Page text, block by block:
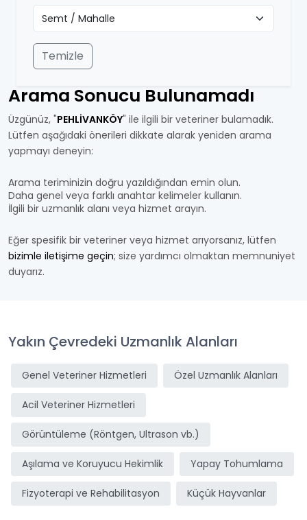
Temizle
Arama Sonucu Bulunamadı
Üzgünüz, "PEHLİVANKÖY" ile ilgili bir veteriner bulamadık.
Lütfen aşağıdaki önerileri dikkate alarak yeniden arama
yapmayı deneyin:
Arama teriminizin doğru yazıldığından emin olun.
Daha genel veya farklı anahtar kelimeler kullanın.
İlgili bir uzmanlık alanı veya hizmet arayın.
Eğer spesifik bir veteriner veya hizmet arıyorsanız, lütfen
bizimle iletişime geçin; size yardımcı olmaktan memnuniyet
duyarız.
Yakın Çevredeki Uzmanlık Alanları
Genel Veteriner Hizmetleri Özel Uzmanlık Alanları
Acil Veteriner Hizmetleri
Görüntüleme (Röntgen, Ultrason vb.)
Aşılama ve Koruyucu Hekimlik Yapay Tohumlama
Fizyoterapi ve Rehabilitasyon Küçük Hayvanlar